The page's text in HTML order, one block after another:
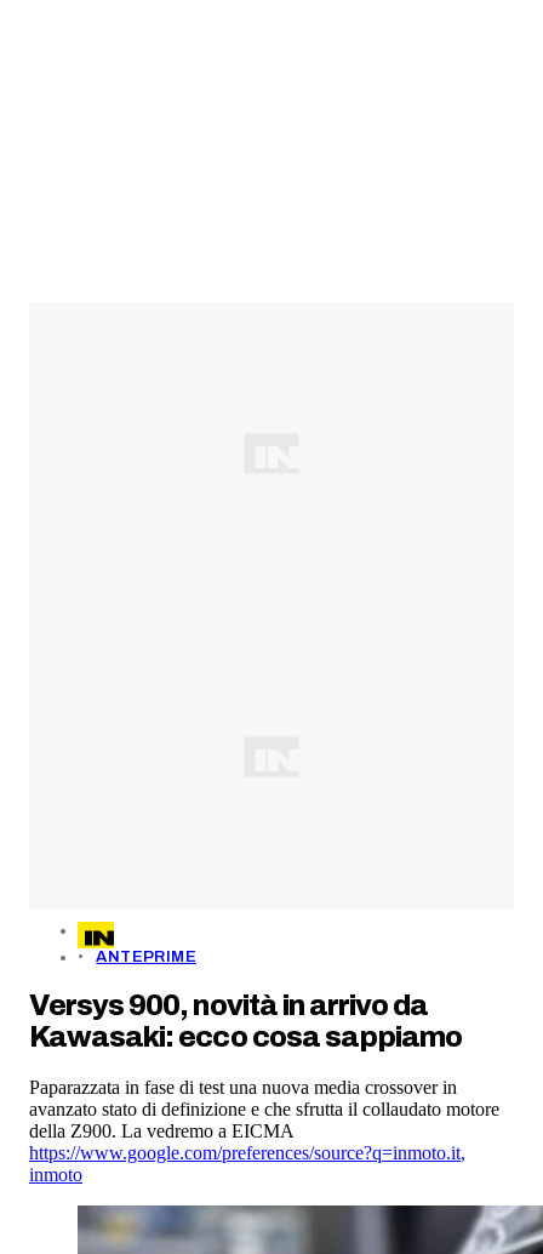
ANTEPRIME
Versys 900, novità in arrivo da
Kawasaki: ecco cosa sappiamo
Paparazzata in fase di test una nuova media crossover in
avanzato stato di definizione e che sfrutta il collaudato motore
della Z900. La vedremo a EICMA
https://www.google.com/preferences/source?q=inmoto.it,
inmoto